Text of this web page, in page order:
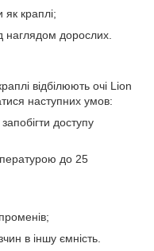
як краплі;
наглядом дорослих.
відбілюють очі Lion
наступних умов:
доступу
до 25
в іншу ємність.